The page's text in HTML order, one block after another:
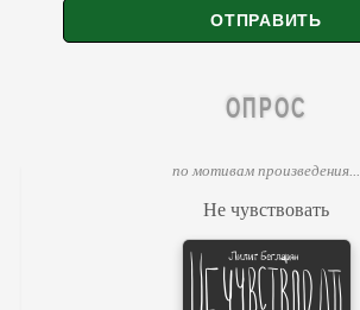
ОПРОС
по мотивам произведения...
Не чувствовать